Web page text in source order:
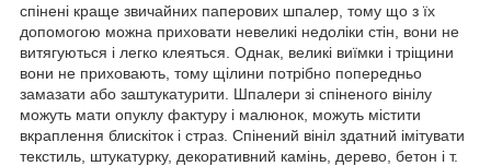
спінені краще звичайних паперових шпалер, тому що з їх
допомогою можна приховати невеликі недоліки стін, вони не
витягуються і легко клеяться. Однак, великі виїмки і тріщини
вони не приховають, тому щілини потрібно попередньо
замазати або заштукатурити. Шпалери зі спіненого вінілу
можуть мати опуклу фактуру і малюнок, можуть містити
вкраплення блискіток і страз. Спінений вініл здатний імітувати
текстиль, штукатурку, декоративний камінь, дерево, бетон і т.